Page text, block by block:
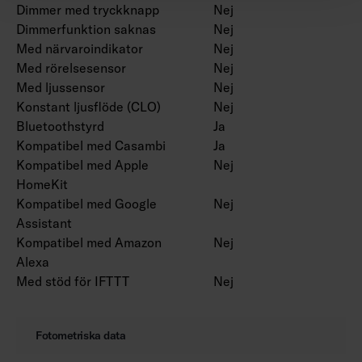
Dimmer med tryckknapp
Nej
Dimmerfunktion saknas
Nej
Med närvaroindikator
Nej
Med rörelsesensor
Nej
Med ljussensor
Nej
Konstant ljusflöde (CLO)
Nej
Bluetoothstyrd
Ja
Kompatibel med Casambi
Ja
Kompatibel med Apple
HomeKit
Nej
Kompatibel med Google
Assistant
Nej
Kompatibel med Amazon
Alexa
Nej
Med stöd för IFTTT Nej
Fotometriska data